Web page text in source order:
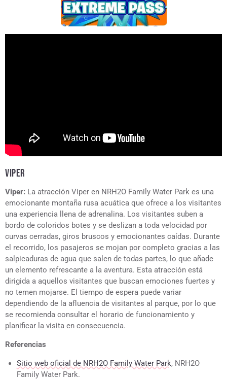
VIPER
Viper: La atracción Viper en NRH2O Family Water Park es una
emocionante montaña rusa acuática que ofrece a los visitantes
una experiencia llena de adrenalina. Los visitantes suben a
bordo de coloridos botes y se deslizan a toda velocidad por
curvas cerradas, giros bruscos y emocionantes caídas. Durante
el recorrido, los pasajeros se mojan por completo gracias a las
salpicaduras de agua que salen de todas partes, lo que añade
un elemento refrescante a la aventura. Esta atracción está
dirigida a aquellos visitantes que buscan emociones fuertes y
no temen mojarse. El tiempo de espera puede variar
dependiendo de la afluencia de visitantes al parque, por lo que
se recomienda consultar el horario de funcionamiento y
planificar la visita en consecuencia.
Referencias
Sitio web oficial de NRH2O Family Water Park, NRH2O
Family Water Park.